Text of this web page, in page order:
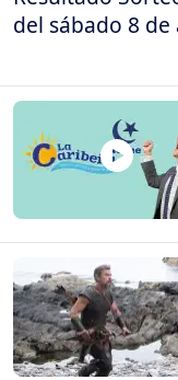
del sábado 8